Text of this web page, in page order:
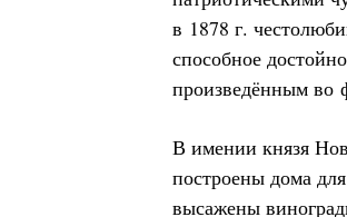
в 1878 г.
способное
произведённым во
В имении князя
построены дома
высажены